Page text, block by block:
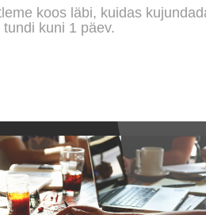
koos läbi, kuidas
kuni 1 päev.